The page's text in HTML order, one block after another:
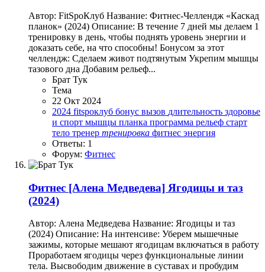
Автор: FitSpoКлуб Название: Фитнес-Челлендж «Каскад
планок» (2024) Описание: В течение 7 дней мы делаем 1
тренировку в день, чтобы поднять уровень энергии и
доказать себе, на что способны! Бонусом за этот
челлендж: Сделаем живот подтянутым Укрепим мышцы
тазового дна Добавим рельеф...
Брат Тук
Тема
22 Окт 2024
2024 fitspoклуб бонус вызов длительность здоровье
и спорт мышцы планка программа рельеф старт
тело тренер тренировка фитнес энергия
Ответы: 1
Форум: Фитнес
Фитнес [Алена Медведева] Ягодицы и таз
(2024)
Автор: Алена Медведева Название: Ягодицы и таз
(2024) Описание: На интенсиве: Уберем мышечные
зажимы, которые мешают ягодицам включаться в работу
Проработаем ягодицы через функциональные линии
тела. Высвободим движение в суставах и пробудим